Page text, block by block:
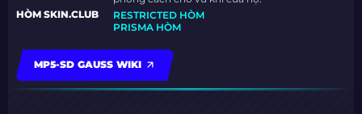
HÒM SKIN.CLUB
RESTRICTED HÒM
PRISMA HÒM
MP5-SD GAUSS WIKI